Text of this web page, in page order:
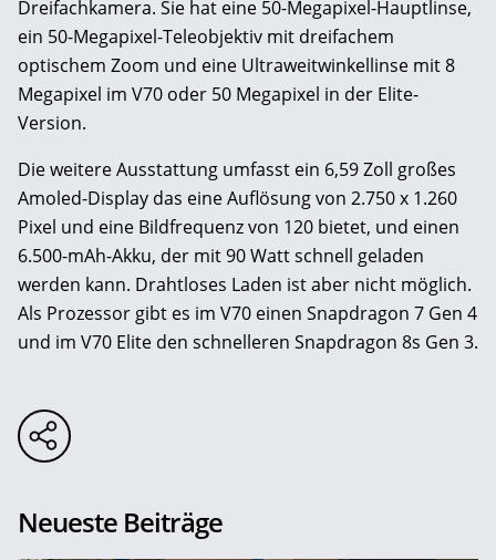
Dreifachkamera. Sie hat eine 50-Megapixel-Hauptlinse,
ein 50-Megapixel-Teleobjektiv mit dreifachem
optischem Zoom und eine Ultraweitwinkellinse mit 8
Megapixel im V70 oder 50 Megapixel in der Elite-
Version.
Die weitere Ausstattung umfasst ein 6,59 Zoll großes
Amoled-Display das eine Auflösung von 2.750 x 1.260
Pixel und eine Bildfrequenz von 120 bietet, und einen
6.500-mAh-Akku, der mit 90 Watt schnell geladen
werden kann. Drahtloses Laden ist aber nicht möglich.
Als Prozessor gibt es im V70 einen Snapdragon 7 Gen 4
und im V70 Elite den schnelleren Snapdragon 8s Gen 3.
Neueste Beiträge